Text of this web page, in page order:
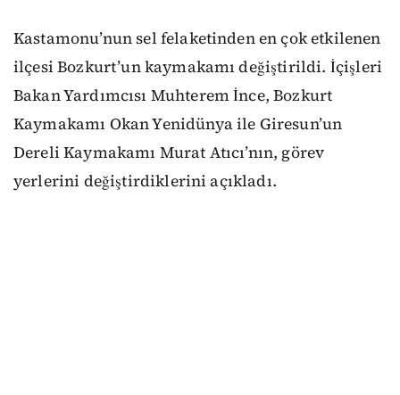
Kastamonu’nun sel felaketinden en çok etkilenen
ilçesi Bozkurt’un kaymakamı değiştirildi. İçişleri
Bakan Yardımcısı Muhterem İnce, Bozkurt
Kaymakamı Okan Yenidünya ile Giresun’un
Dereli Kaymakamı Murat Atıcı’nın, görev
yerlerini değiştirdiklerini açıkladı.